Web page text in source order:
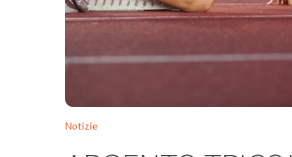
Notizie